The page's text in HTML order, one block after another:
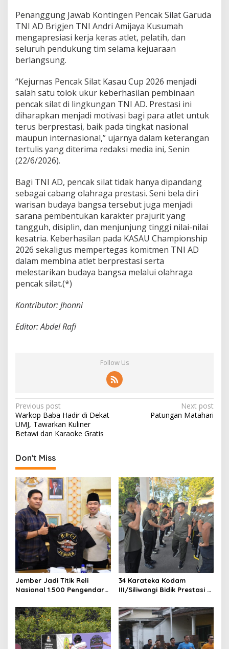
Penanggung Jawab Kontingen Pencak Silat Garuda
TNI AD Brigjen TNI Andri Amijaya Kusumah
mengapresiasi kerja keras atlet, pelatih, dan
seluruh pendukung tim selama kejuaraan
berlangsung.
“Kejurnas Pencak Silat Kasau Cup 2026 menjadi
salah satu tolok ukur keberhasilan pembinaan
pencak silat di lingkungan TNI AD. Prestasi ini
diharapkan menjadi motivasi bagi para atlet untuk
terus berprestasi, baik pada tingkat nasional
maupun internasional,” ujarnya dalam keterangan
tertulis yang diterima redaksi media ini, Senin
(22/6/2026).
Bagi TNI AD, pencak silat tidak hanya dipandang
sebagai cabang olahraga prestasi. Seni bela diri
warisan budaya bangsa tersebut juga menjadi
sarana pembentukan karakter prajurit yang
tangguh, disiplin, dan menjunjung tinggi nilai-nilai
kesatria. Keberhasilan pada KASAU Championship
2026 sekaligus mempertegas komitmen TNI AD
dalam membina atlet berprestasi serta
melestarikan budaya bangsa melalui olahraga
pencak silat.(*)
Kontributor: Jhonni
Editor: Abdel Rafi
Follow Us
P
o
s
t
n
a
v
i
g
a
t
i
o
n
Previous post
Warkop Baba Hadir di Dekat
UMJ, Tawarkan Kuliner
Betawi dan Karaoke Gratis
Next post
Patungan Matahari
Don't Miss
Jember Jadi Titik Reli
Nasional 1.500 Pengendara
Dipromosikan
34 Karateka Kodam
III/Siliwangi Bidik Prestasi di
2026